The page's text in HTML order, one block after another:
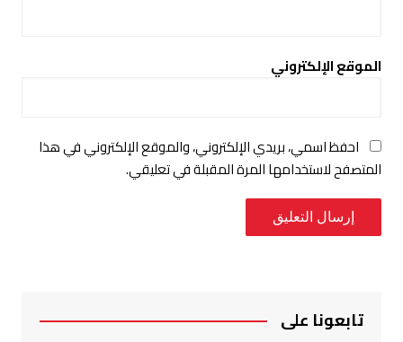
الموقع الإلكتروني
احفظ اسمي، بريدي الإلكتروني، والموقع الإلكتروني في هذا
المتصفح لاستخدامها المرة المقبلة في تعليقي.
تابعونا على